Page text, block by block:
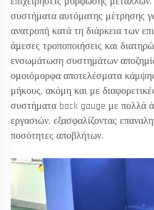
συστήματα αυτόματης μέτρησης
ανατροπή κατά τη διάρκεια των
άμεσες τροποποιήσεις και
ενσωμάτωση συστημάτων
ομοιόμορφα αποτελέσματα
μήκους, ακόμη και με
συστήματα back gauge με πολλά
εργασιών, εξασφαλίζοντας
ποσότητες αποβλήτων.